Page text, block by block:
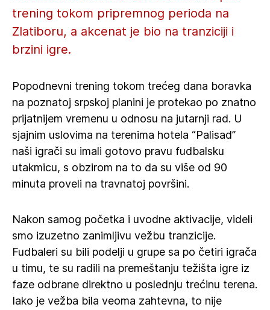
trening tokom pripremnog perioda na
Zlatiboru, a akcenat je bio na tranziciji i
brzini igre.
Popodnevni trening tokom trećeg dana boravka
na poznatoj srpskoj planini je protekao po znatno
prijatnijem vremenu u odnosu na jutarnji rad. U
sjajnim uslovima na terenima hotela “Palisad”
naši igrači su imali gotovo pravu fudbalsku
utakmicu, s obzirom na to da su više od 90
minuta proveli na travnatoj površini.
Nakon samog početka i uvodne aktivacije, videli
smo izuzetno zanimljivu vežbu tranzicije.
Fudbaleri su bili podelji u grupe sa po četiri igrača
u timu, te su radili na premeštanju težišta igre iz
faze odbrane direktno u poslednju trećinu terena.
Iako je vežba bila veoma zahtevna, to nije